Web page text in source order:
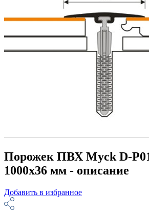
Порожек ПВХ Myck D-
1000х36 мм - описание
Добавить в избранное